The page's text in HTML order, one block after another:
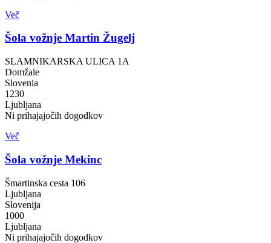
Več
Šola vožnje Martin Žugelj
SLAMNIKARSKA ULICA 1A
Domžale
Slovenia
1230
Ljubljana
Ni prihajajočih dogodkov
Več
Šola vožnje Mekinc
Šmartinska cesta 106
Ljubljana
Slovenija
1000
Ljubljana
Ni prihajajočih dogodkov